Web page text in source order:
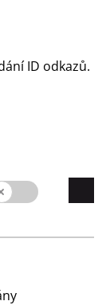
ID odkazů.